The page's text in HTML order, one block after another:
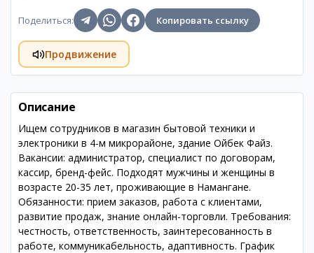
Поделиться: Копировать ссылку
Продвижение
Описание
Ищем сотрудников в магазин бытовой техники и
электроники в 4-м микрорайоне, здание Ойбек Файз.
Вакансии: администратор, специалист по договорам,
кассир, бренд-фейс. Подходят мужчины и женщины в
возрасте 20-35 лет, проживающие в Намангане.
Обязанности: прием заказов, работа с клиентами,
развитие продаж, знание онлайн-торговли. Требования:
честность, ответственность, заинтересованность в
работе, коммуникабельность, адаптивность. График